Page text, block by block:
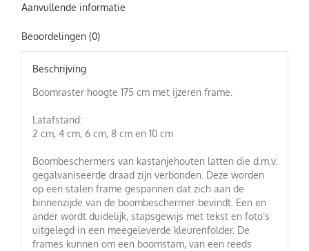
Aanvullende informatie
Beoordelingen (0)
Beschrijving
Boomraster hoogte 175 cm met ijzeren frame.
Latafstand:
2 cm, 4 cm, 6 cm, 8 cm en 10 cm
Boombeschermers van kastanjehouten latten die d.m.v.
gegalvaniseerde draad zijn verbonden. Deze worden
op een stalen frame gespannen dat zich aan de
binnenzijde van de boombeschermer bevindt. Een en
ander wordt duidelijk, stapsgewijs met tekst en foto’s
uitgelegd in een meegeleverde kleurenfolder. De
frames kunnen om een boomstam, van een reeds